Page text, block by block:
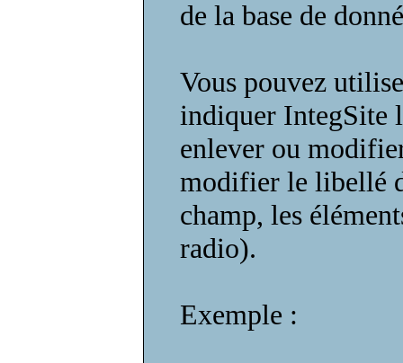
de la base de
Vous pouvez
indiquer IntegSite
enlever ou
modifier le libellé
champ, les
radio).
Exemple :